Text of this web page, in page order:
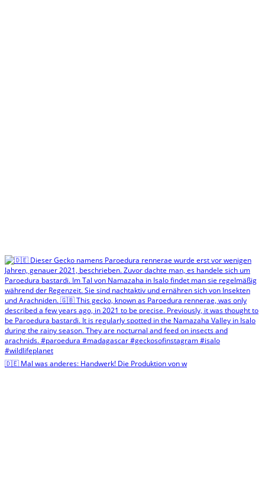
🇩🇪 Mal was anderes: Handwerk! Die Produktion von w